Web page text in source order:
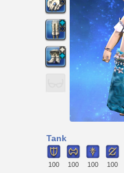
Tank
100 100 100 100